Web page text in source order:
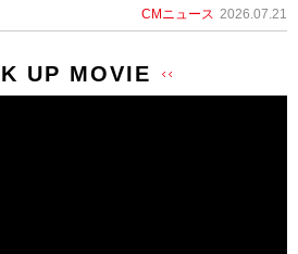
CMニュース 2026.07.21
UP MOVIE